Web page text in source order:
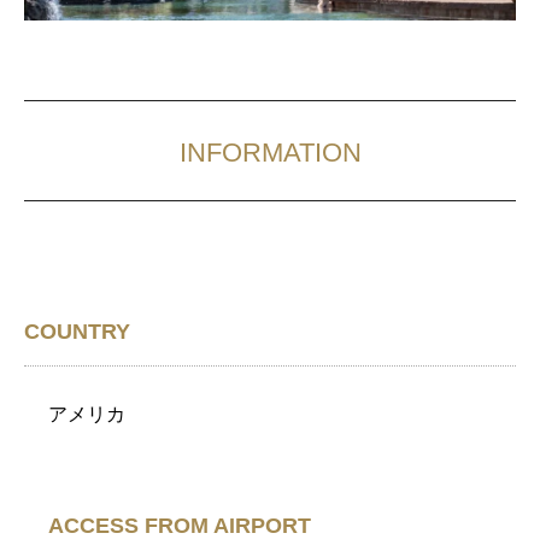
INFORMATION
COUNTRY
アメリカ
ACCESS FROM AIRPORT